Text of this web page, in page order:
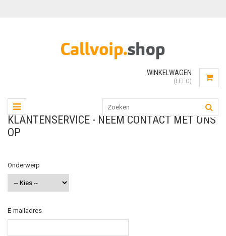
WINKELWAGEN
(LEEG)
KLANTENSERVICE - NEEM CONTACT MET ONS
OP
Onderwerp
E-mailadres